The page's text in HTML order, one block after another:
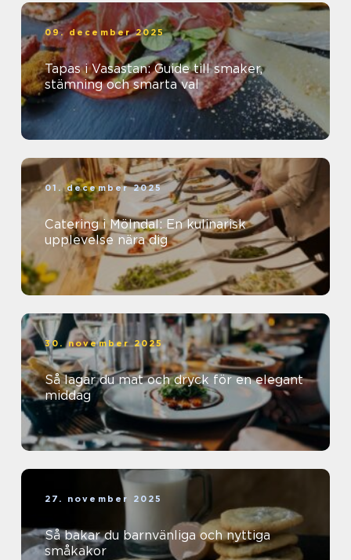
09. december 2025
Tapas i Vasastan: Guide till smaker,
stämning och smarta val
01. december 2025
Catering i Mölndal: En kulinarisk
upplevelse nära dig
30. november 2025
Så lagar du mat och dryck för en elegant
middag
27. november 2025
Så bakar du barnvänliga och nyttiga
småkakor